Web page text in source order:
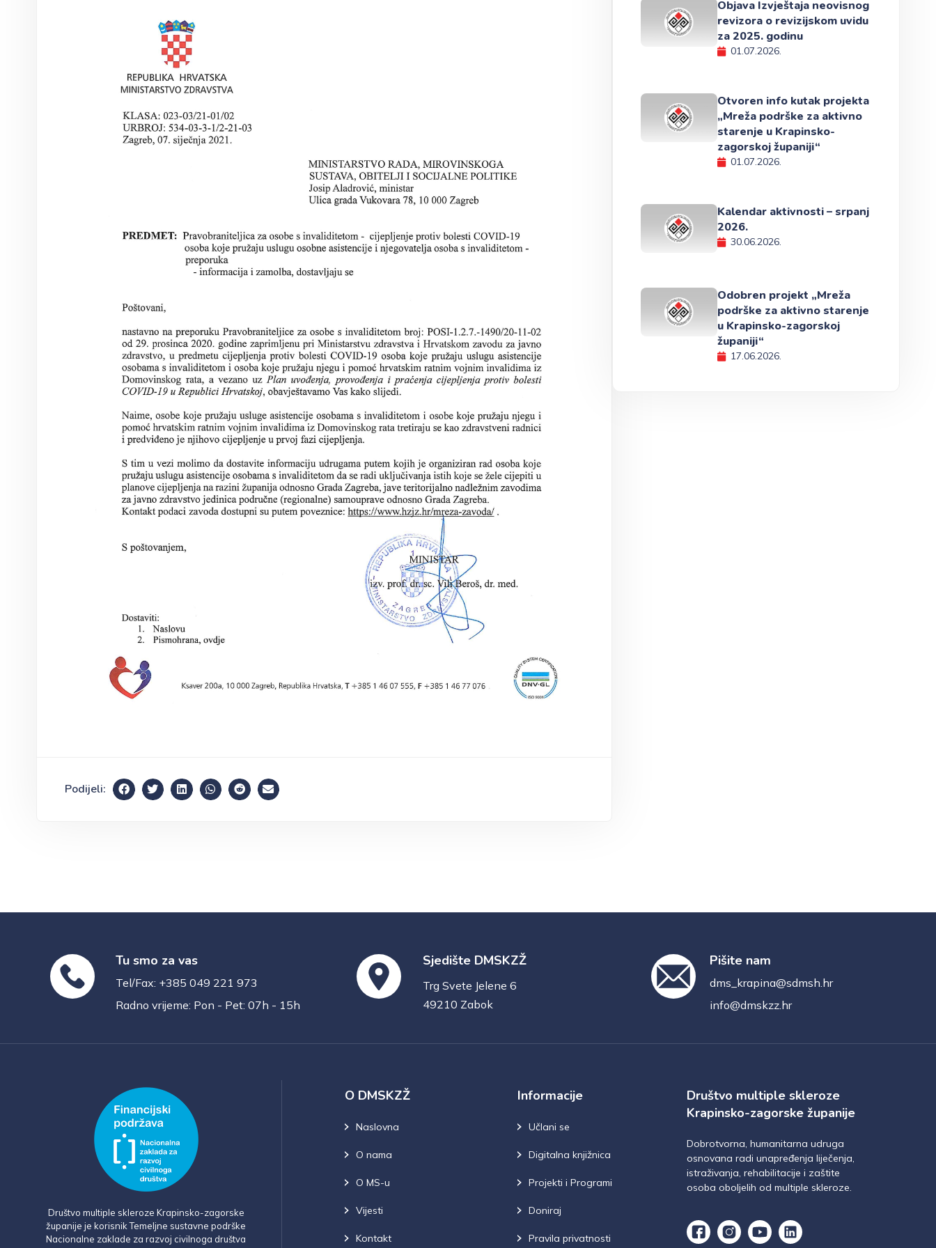
Podijeli:
Objava Izvještaja neovisnog
revizora o revizijskom uvidu
za 2025. godinu
01.07.2026.
Otvoren info kutak projekta
„Mreža podrške za aktivno
starenje u Krapinsko-
zagorskoj županiji“
01.07.2026.
Kalendar aktivnosti – srpanj
2026.
30.06.2026.
Odobren projekt „Mreža
podrške za aktivno starenje
u Krapinsko-zagorskoj
županiji“
17.06.2026.
Tu smo za vas
Tel/Fax: +385 049 221 973
Radno vrijeme: Pon - Pet: 07h - 15h
Sjedište DMSKZŽ
Trg Svete Jelene 6
49210 Zabok
Pišite nam
dms_krapina@sdmsh.hr
info@dmskzz.hr
Društvo multiple skleroze Krapinsko-zagorske
županije je korisnik Temeljne sustavne podrške
Nacionalne zaklade za razvoj civilnoga društva
O DMSKZŽ
Naslovna
O nama
O MS-u
Vijesti
Kontakt
Informacije
Učlani se
Digitalna knjižnica
Projekti i Programi
Doniraj
Pravila privatnosti
Društvo multiple skleroze
Krapinsko-zagorske županije
Dobrotvorna, humanitarna udruga
osnovana radi unapređenja liječenja,
istraživanja, rehabilitacije i zaštite
osoba oboljelih od multiple skleroze.